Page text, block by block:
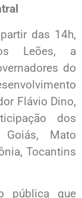
das 14h,
Leões, a
do
Flávio Dino,
dos
Mato
Tocantins
pública que